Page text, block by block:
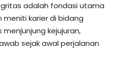
adalah fondasi utama
meniti karier di bidang
menjunjung kejujuran,
sejak awal perjalanan